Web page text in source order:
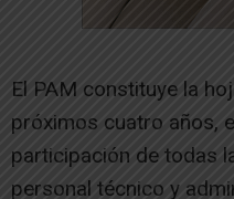
El PAM constituye la
próximos cuatro años,
participación de todas
personal técnico y